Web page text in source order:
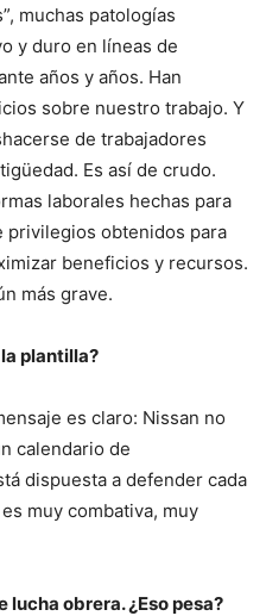
muchas patologías
y duro en líneas de
años y años. Han
sobre nuestro trabajo. Y
de trabajadores
Es así de crudo.
laborales hechas para
privilegios obtenidos para
beneficios y recursos.
más grave.
plantilla?
es claro: Nissan no
calendario de
dispuesta a defender cada
muy combativa, muy
lucha obrera. ¿Eso pesa?